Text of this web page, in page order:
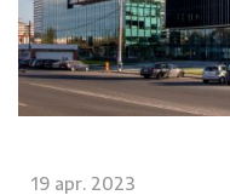
19 apr. 2023